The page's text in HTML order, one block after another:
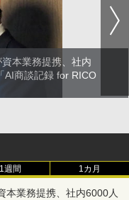
本業務提携、社内
AI商談記録 for RICO
1週間 1カ月
本業務提携、社内6000人